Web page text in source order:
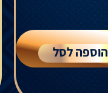
הוספה לסל